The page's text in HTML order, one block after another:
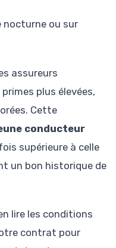
nocturne ou sur
assureurs
plus élevées,
Cette
conducteur
supérieure à celle
un bon historique de
lire les conditions
contrat pour